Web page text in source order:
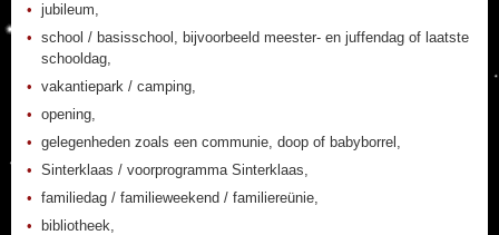
jubileum,
school / basisschool, bijvoorbeeld meester- en juffendag of laatste
schooldag,
vakantiepark / camping,
opening,
gelegenheden zoals een communie, doop of babyborrel,
Sinterklaas / voorprogramma Sinterklaas,
familiedag / familieweekend / familiereünie,
bibliotheek,